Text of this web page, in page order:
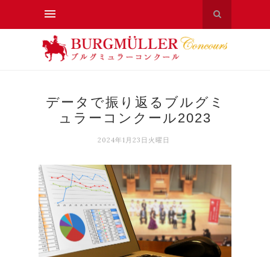
データで振り返るブルグミ
ュラーコンクール2023
2024年1月23日火曜日